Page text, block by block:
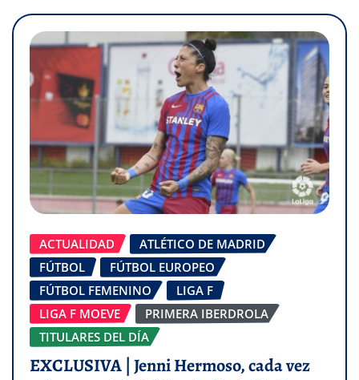
ACTUALIDAD
ATLÉTICO DE MADRID
FÚTBOL
FÚTBOL EUROPEO
FÚTBOL FEMENINO
LIGA F
LIGA F MOEVE
PRIMERA IBERDROLA
TITULARES DEL DÍA
EXCLUSIVA | Jenni Hermoso, cada vez